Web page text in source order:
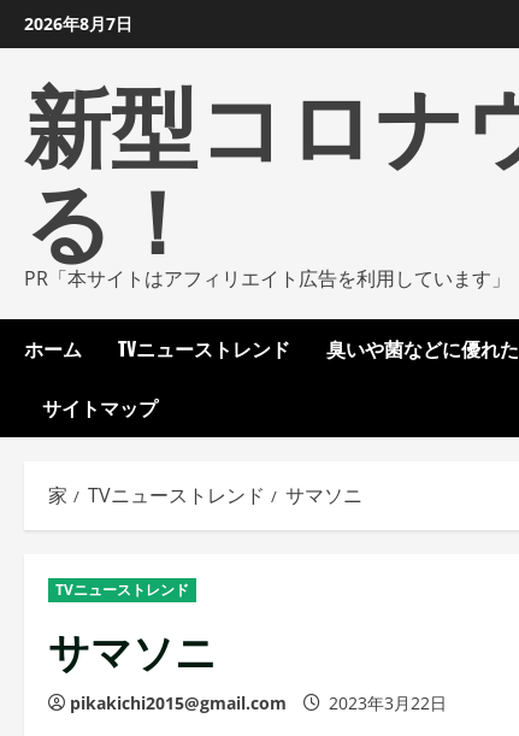
ン
2026年8月7日
新型コロナ
る！
PR「本サイトはアフィリエイト広告を利用しています」
ホーム TVニューストレンド 臭いや菌などに優れ
サイトマップ
家 TVニューストレンド サマソニ
TVニューストレンド
サマソニ
pikakichi2015@gmail.com 2023年3月22日